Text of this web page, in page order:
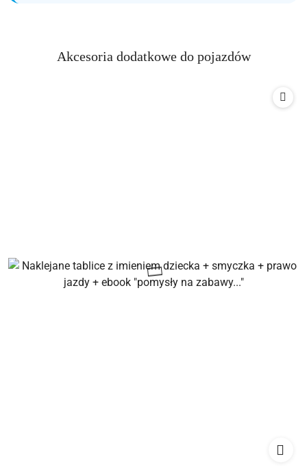
Pomiń karuzelę produktów
Produkty
Akcesoria dodatkowe do pojazdów